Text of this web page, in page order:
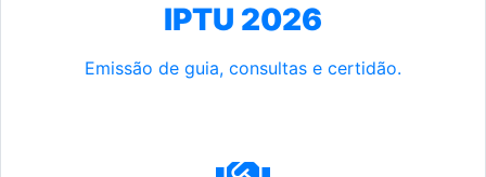
IPTU 2026
Emissão de guia, consultas e certidão.